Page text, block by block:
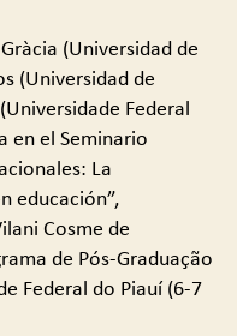
(Universidad de
(Universidad de
Federal
en el Seminario
La
educación”,
Cosme de
de Pós-Graduação
Federal do Piauí (6-7